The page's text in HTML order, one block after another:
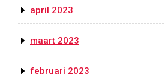
april 2023
maart 2023
februari 2023